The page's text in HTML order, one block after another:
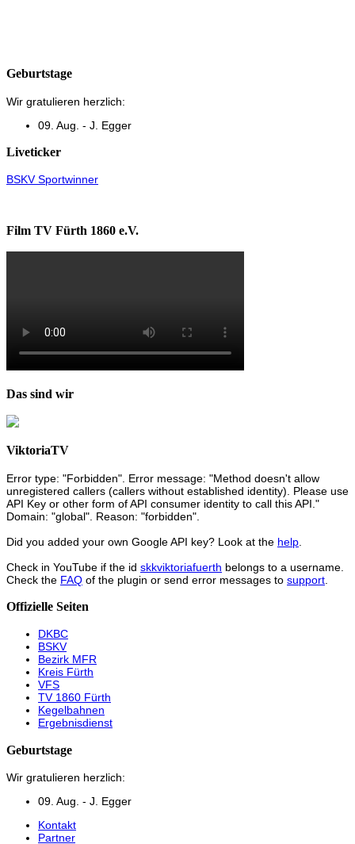
Geburtstage
Wir gratulieren herzlich:
09. Aug. - J. Egger
Liveticker
BSKV Sportwinner
Film TV Fürth 1860 e.V.
Das sind wir
ViktoriaTV
Error type: "Forbidden". Error message: "Method doesn't allow
unregistered callers (callers without established identity). Please use
API Key or other form of API consumer identity to call this API."
Domain: "global". Reason: "forbidden".
Did you added your own Google API key? Look at the help
Check in YouTube if the id skkviktoriafuerth belongs to a username.
Check the FAQ of the plugin or send error messages to support
Offizielle Seiten
DKBC
BSKV
Bezirk MFR
Kreis Fürth
VFS
TV 1860 Fürth
Kegelbahnen
Ergebnisdienst
Geburtstage
Wir gratulieren herzlich:
09. Aug. - J. Egger
Kontakt
Partner